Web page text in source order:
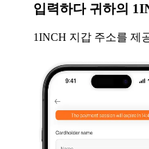
입력하다귀하의
1INCH 지갑 주소를 제